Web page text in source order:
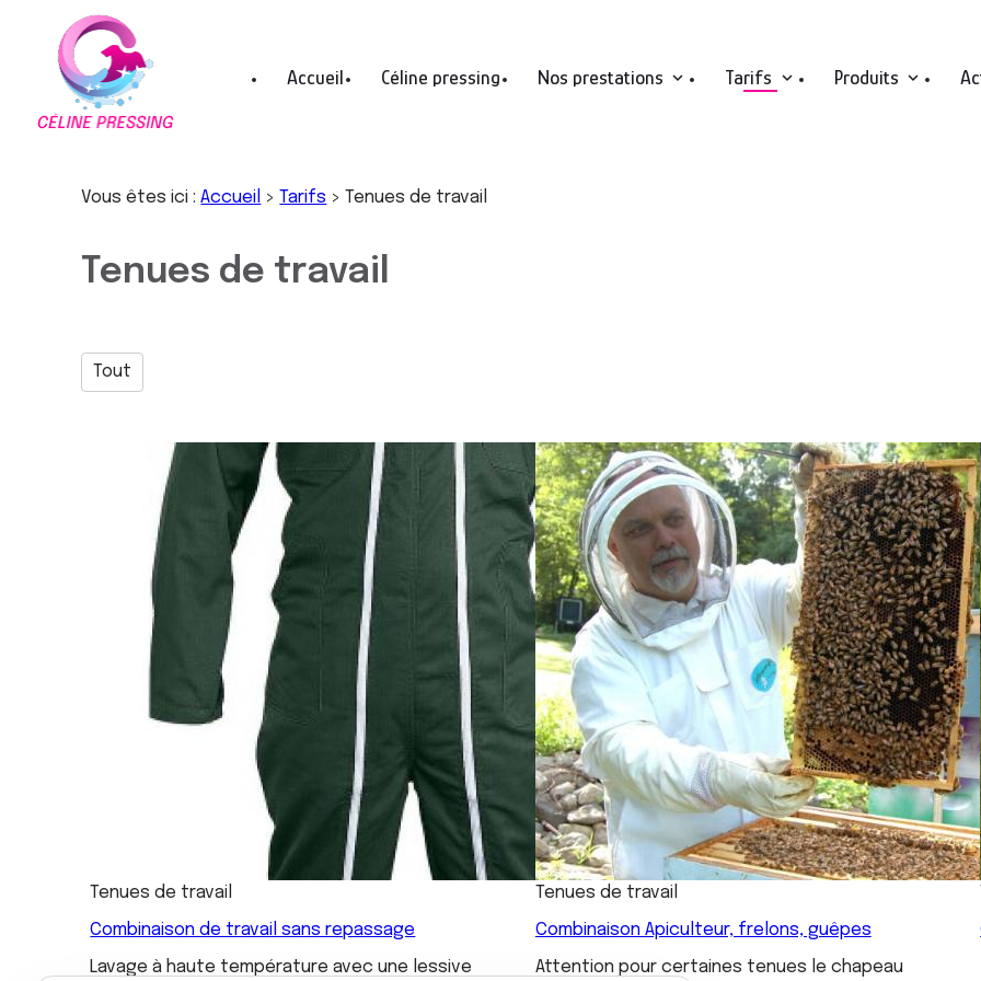
Accueil Céline pressing Nos prestations Tarifs Produits
Vous êtes ici :Accueil >Tarifs >Tenues de travail
Tenues de travail
Tout
Tenues de travail
Combinaison de travail sans repassage
Lavage à haute température avec une lessive
Tenues de travail
Combinaison Apiculteur, frelons, guêpes
Attention pour certaines tenues le chapeau
Panneau de gestion des cookies